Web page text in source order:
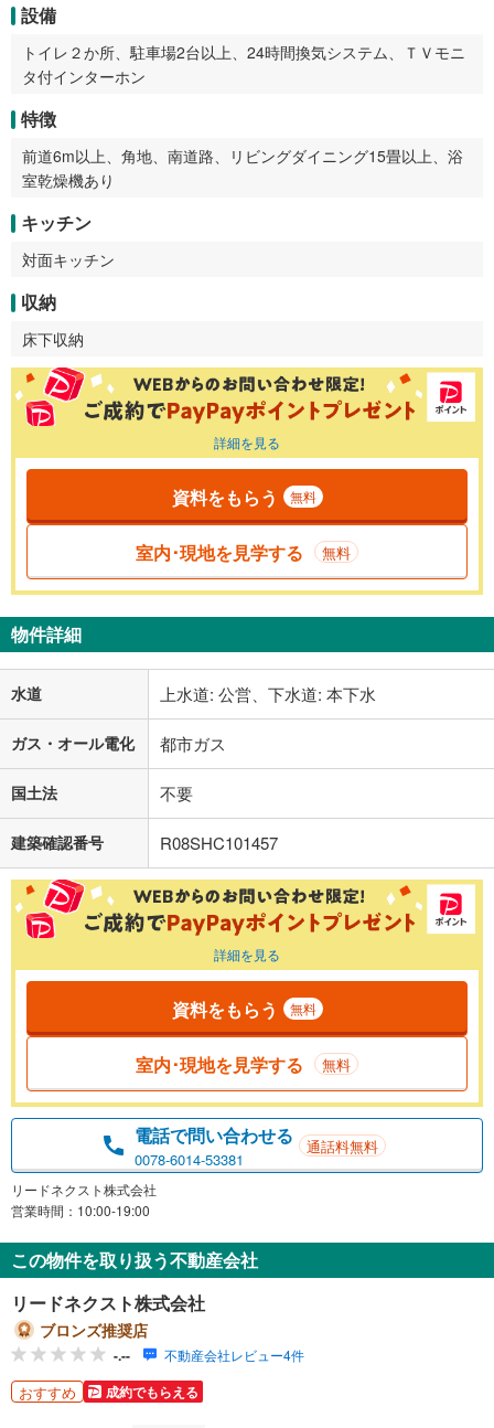
設備
トイレ２か所、駐車場2台以上、24時間換気システム、ＴＶモニ
タ付インターホン
特徴
前道6m以上、角地、南道路、リビングダイニング15畳以上、浴
室乾燥機あり
キッチン
対面キッチン
収納
床下収納
詳細を見る
資料をもらう 無料
室内･現地を見学する 無料
物件詳細
水道 上水道: 公営、下水道: 本下水
ガス・オール電化 都市ガス
国土法 不要
建築確認番号 R08SHC101457
詳細を見る
資料をもらう 無料
室内･現地を見学する 無料
電話で問い合わせる
0078-6014-53381
通話料無料
リードネクスト株式会社
営業時間：10:00-19:00
この物件を取り扱う不動産会社
リードネクスト株式会社
ブロンズ推奨店
-.-- 不動産会社レビュー4件
おすすめ 成約でもらえる